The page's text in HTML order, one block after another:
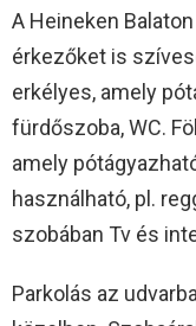
A Heineken
érkezőket is
erkélyes, amely
fürdőszoba, WC.
amely
használható, pl.
szobában Tv és
Parkolás az